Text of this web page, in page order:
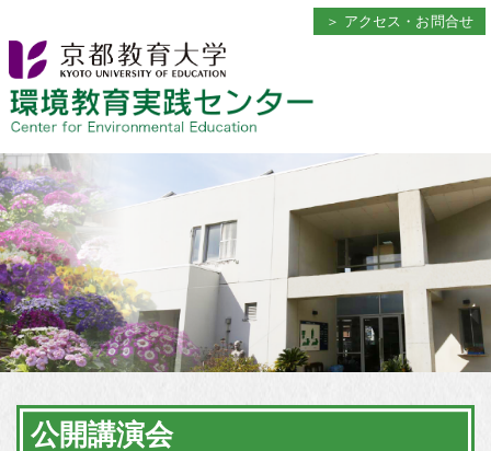
環境教育実践センター
センターについて
About Center
センター長より
Message from Director
施設紹介
Facilities
公開講座
Extension Courses
公開講演会
Extension Lectures
境
育
実
践
セ
ン
タ
ー
都
育
大
学
環
境
教
育
実
践
セ
ン
アクセス・お問合せ
公開講演会